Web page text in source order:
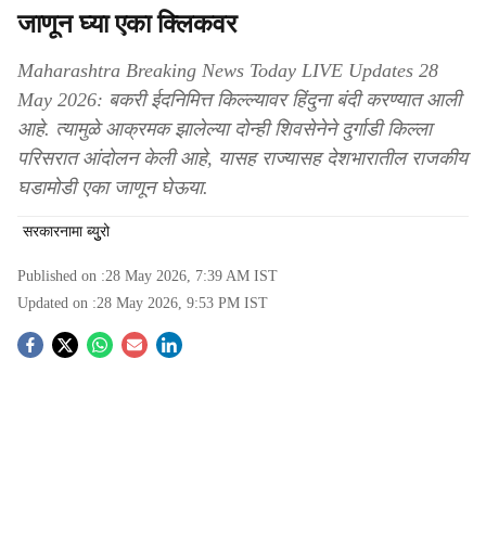
जाणून घ्या एका क्लिकवर
Maharashtra Breaking News Today LIVE Updates 28
May 2026: बकरी ईदनिमित्त किल्ल्यावर हिंदुना बंदी करण्यात आली
आहे. त्यामुळे आक्रमक झालेल्या दोन्ही शिवसेनेने दुर्गाडी किल्ला
परिसरात आंदोलन केली आहे, यासह राज्यासह देशभारातील राजकीय
घडामोडी एका जाणून घेऊया.
सरकारनामा ब्युुरो
Published on :28 May 2026, 7:39 AM IST
Updated on :28 May 2026, 9:53 PM IST
S